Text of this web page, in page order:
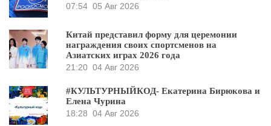
07:54 05 Авг 2026
Китай представил форму для церемонии
награждения своих спортсменов на
Азиатских играх 2026 года
21:20 04 Авг 2026
#КУЛЬТУРНЫЙКОД- Екатерина Бирюкова и
Елена Чурина
18:28 04 Авг 2026